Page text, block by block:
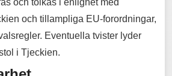
och tolkas i enlighet med
och tillampliga EU-forordningar,
Eventuella tvister lyder
i Tjeckien.